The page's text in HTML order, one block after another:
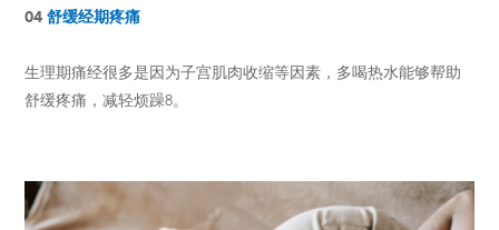
04舒缓经期疼痛
生理期痛经很多是因为子宫肌肉收缩等因素，多喝热水能够帮助
舒缓疼痛，减轻烦躁8。